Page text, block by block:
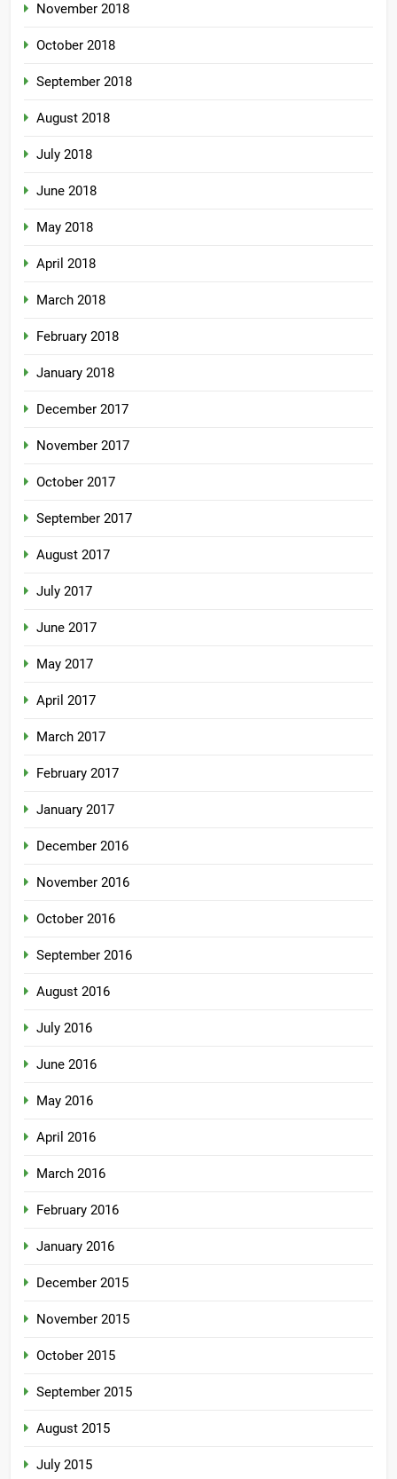
November 2018
October 2018
September 2018
August 2018
July 2018
June 2018
May 2018
April 2018
March 2018
February 2018
January 2018
December 2017
November 2017
October 2017
September 2017
August 2017
July 2017
June 2017
May 2017
April 2017
March 2017
February 2017
January 2017
December 2016
November 2016
October 2016
September 2016
August 2016
July 2016
June 2016
May 2016
April 2016
March 2016
February 2016
January 2016
December 2015
November 2015
October 2015
September 2015
August 2015
July 2015